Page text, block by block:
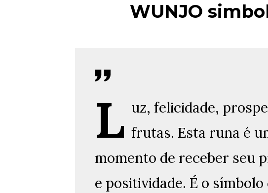
WUNJO
L uz, felicidade,
frutas. Esta runa é
momento de receber seu
e positividade. É o